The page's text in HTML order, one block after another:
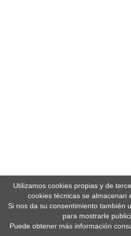
Utilizamos cookies propias y de
cookies técnicas se almacenan
Si nos da su consentimiento también
para mostrarle
Puede obtener más información